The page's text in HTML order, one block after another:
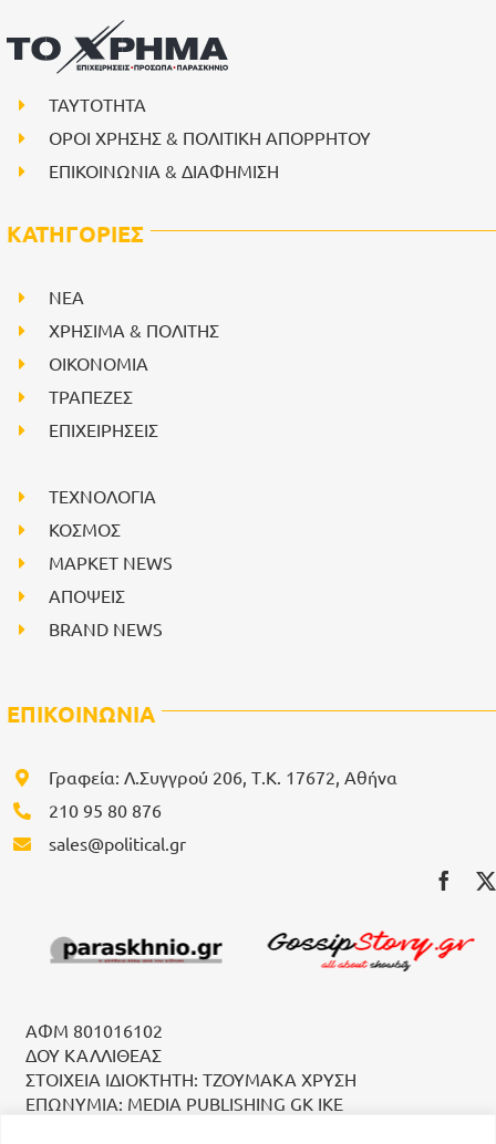
ΤΑΥΤΟΤΗΤΑ
ΟΡΟΙ ΧΡΗΣΗΣ & ΠΟΛΙΤΙΚΗ ΑΠΟΡΡΗΤΟΥ
ΕΠΙΚΟΙΝΩΝΙΑ & ΔΙΑΦΗΜΙΣΗ
ΚΑΤΗΓΟΡΙΕΣ
NEA
ΧΡΗΣΙΜΑ & ΠΟΛΙΤΗΣ
ΟΙΚΟΝΟΜΙΑ
ΤΡΑΠΕΖΕΣ
ΕΠΙΧΕΙΡΗΣΕΙΣ
ΤΕΧΝΟΛΟΓΙΑ
ΚΟΣΜΟΣ
ΜΑΡΚΕΤ NEWS
ΑΠΟΨΕΙΣ
BRAND NEWS
ΕΠΙΚΟΙΝΩΝΙΑ
Γραφεία: Λ.Συγγρού 206, Τ.Κ. 17672, Αθήνα
210 95 80 876
sales@political.gr
ΑΦΜ 801016102
ΔΟΥ ΚΑΛΛΙΘΕΑΣ
ΣΤΟΙΧΕΙΑ ΙΔΙΟΚΤΗΤΗ: ΤΖΟΥΜΑΚΑ ΧΡΥΣΗ
ΕΠΩΝΥΜΙΑ: MEDIA PUBLISHING GK IKE